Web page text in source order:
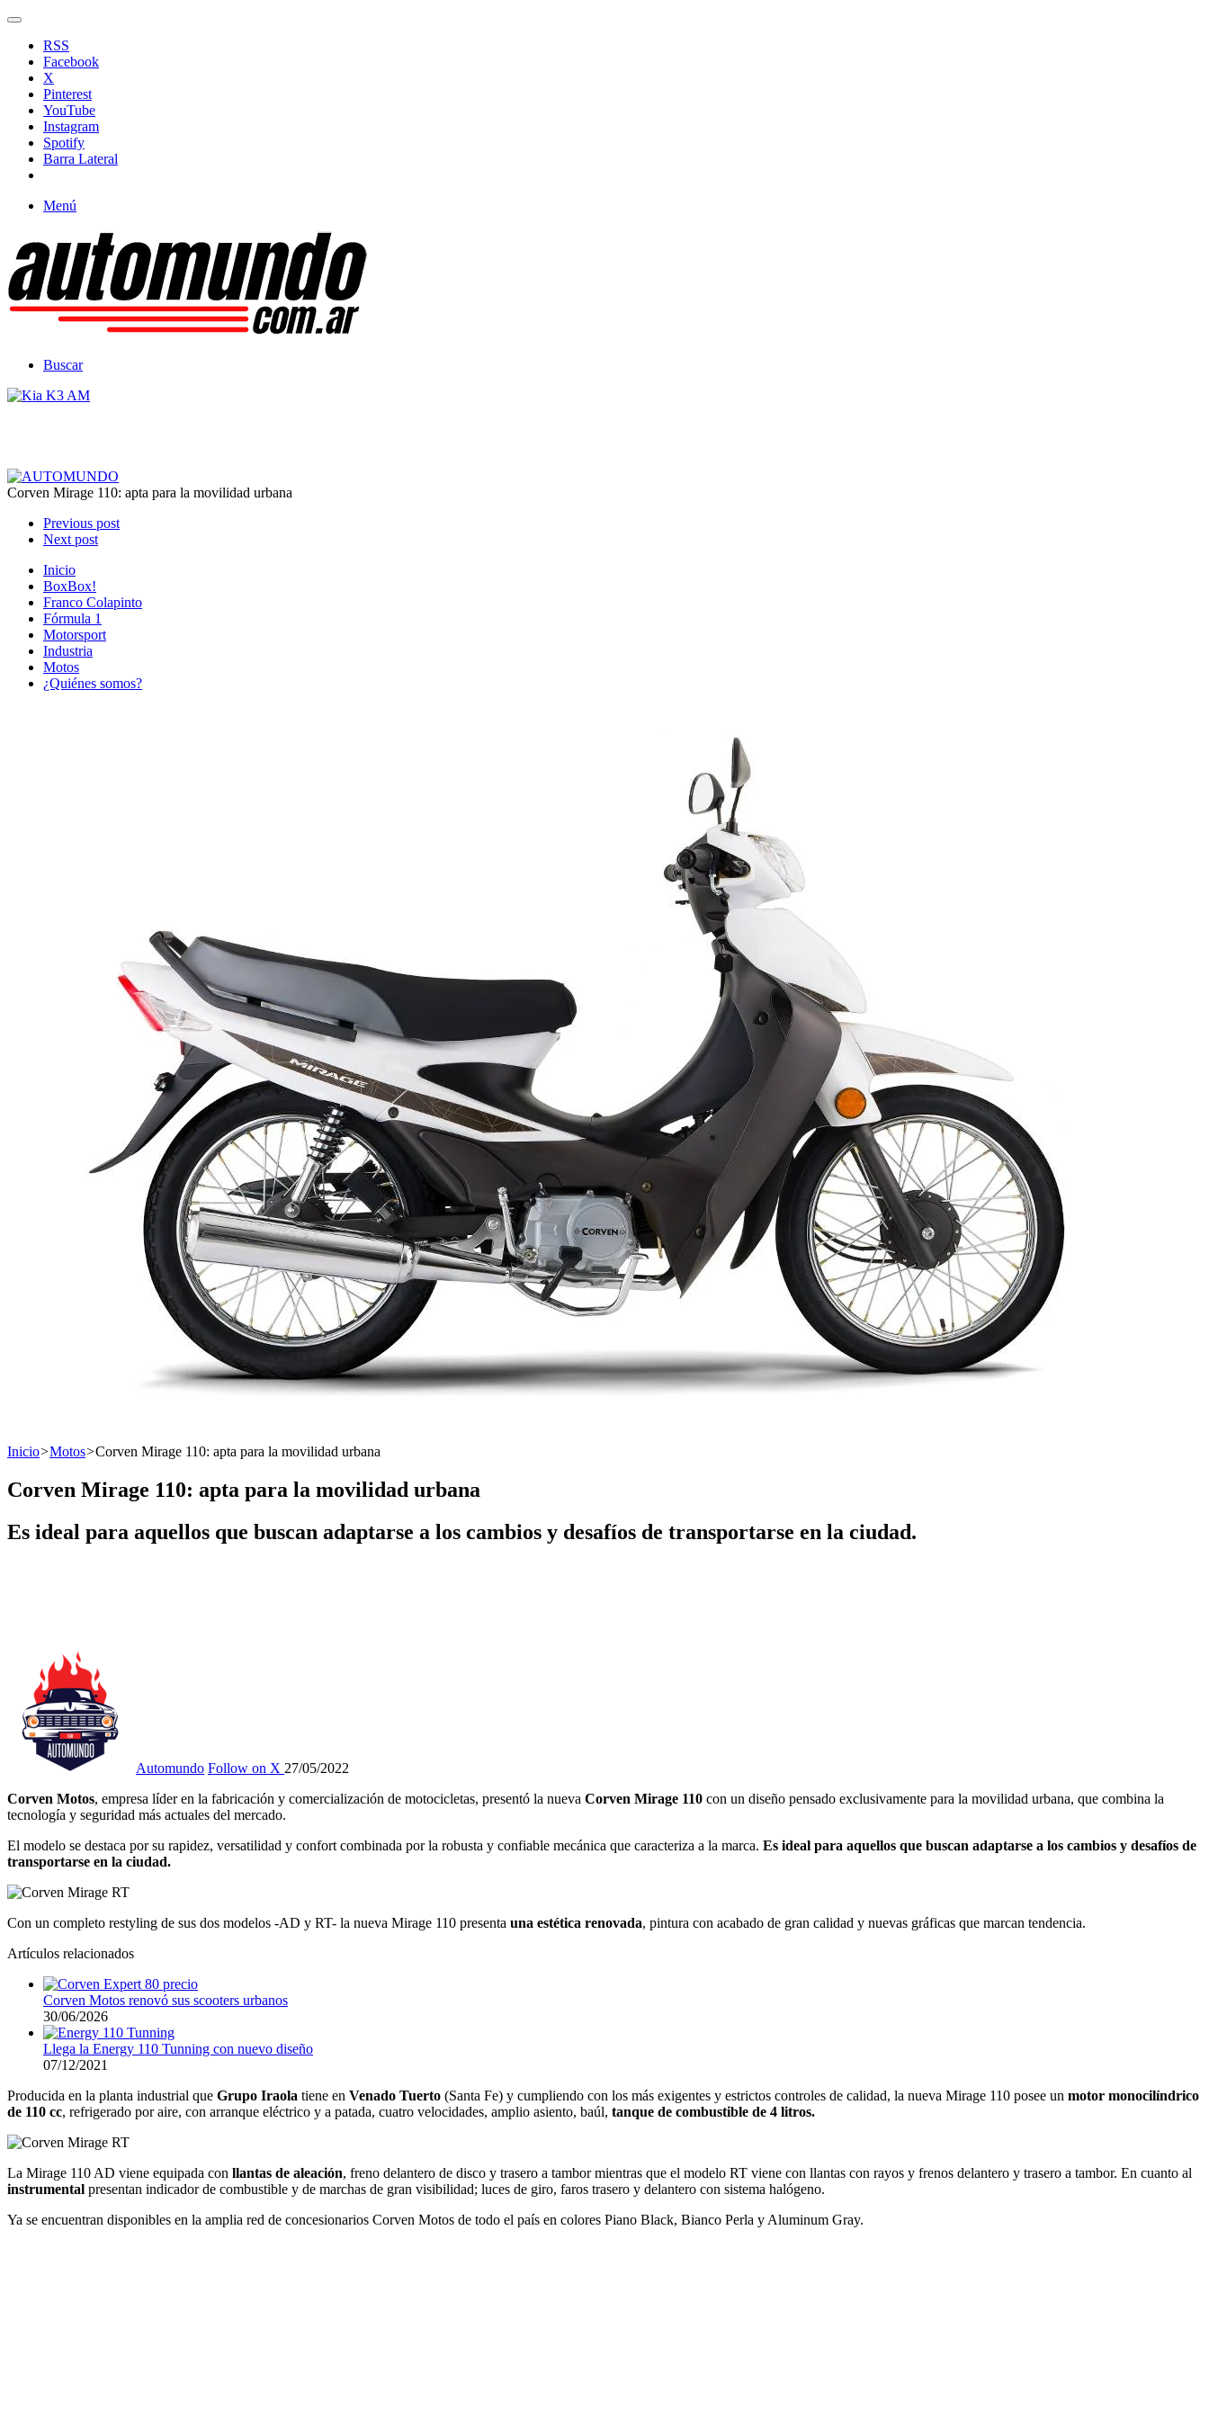
RSS
Facebook
X
Pinterest
YouTube
Instagram
Spotify
Barra Lateral
Menú
Buscar
Corven Mirage 110: apta para la movilidad urbana
Previous post
Next post
Inicio
BoxBox!
Franco Colapinto
Fórmula 1
Motorsport
Industria
Motos
¿Quiénes somos?
Inicio>Motos>Corven Mirage 110: apta para la movilidad urbana
Corven Mirage 110: apta para la movilidad urbana
Es ideal para aquellos que buscan adaptarse a los cambios y desafíos de transportarse en la ciudad.
Automundo Follow on X 27/05/2022
Corven Motos, empresa líder en la fabricación y comercialización de motocicletas, presentó la nueva Corven Mirage 110 con un diseño pensado exclusivamente para la movilidad urbana, que combina la
tecnología y seguridad más actuales del mercado.
El modelo se destaca por su rapidez, versatilidad y confort combinada por la robusta y confiable mecánica que caracteriza a la marca. Es ideal para aquellos que buscan adaptarse a los cambios y desafíos de
transportarse en la ciudad.
Con un completo restyling de sus dos modelos -AD y RT- la nueva Mirage 110 presenta una estética renovada, pintura con acabado de gran calidad y nuevas gráficas que marcan tendencia.
Artículos relacionados
Corven Motos renovó sus scooters urbanos
30/06/2026
Llega la Energy 110 Tunning con nuevo diseño
07/12/2021
Producida en la planta industrial que Grupo Iraola tiene en Venado Tuerto (Santa Fe) y cumpliendo con los más exigentes y estrictos controles de calidad, la nueva Mirage 110 posee un motor monocilíndrico
de 110 cc, refrigerado por aire, con arranque eléctrico y a patada, cuatro velocidades, amplio asiento, baúl, tanque de combustible de 4 litros.
La Mirage 110 AD viene equipada con llantas de aleación, freno delantero de disco y trasero a tambor mientras que el modelo RT viene con llantas con rayos y frenos delantero y trasero a tambor. En cuanto al
instrumental presentan indicador de combustible y de marchas de gran visibilidad; luces de giro, faros trasero y delantero con sistema halógeno.
Ya se encuentran disponibles en la amplia red de concesionarios Corven Motos de todo el país en colores Piano Black, Bianco Perla y Aluminum Gray.